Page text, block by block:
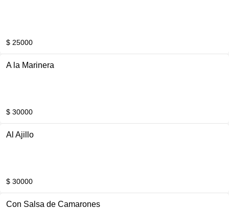
$ 25000
A la Marinera
$ 30000
Al Ajillo
$ 30000
Con Salsa de Camarones